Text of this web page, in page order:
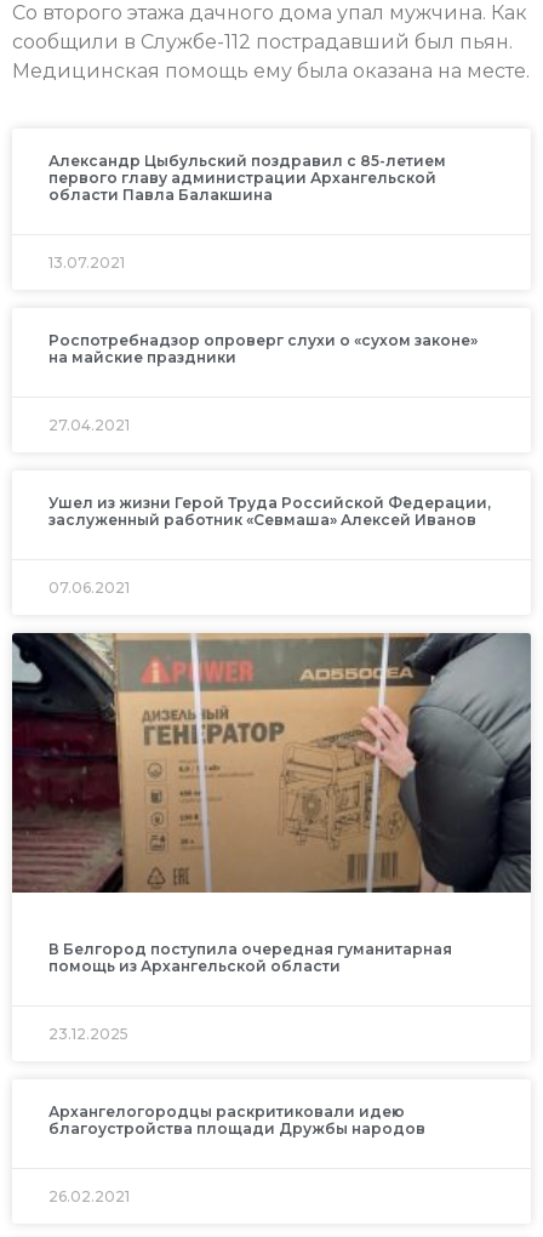
Со второго этажа дачного дома упал мужчина. Как
сообщили в Службе-112 пострадавший был пьян.
Медицинская помощь ему была оказана на месте.
Александр Цыбульский поздравил с 85-летием
первого главу администрации Архангельской
области Павла Балакшина
13.07.2021
Роспотребнадзор опроверг слухи о «сухом законе»
на майские праздники
27.04.2021
Ушел из жизни Герой Труда Российской Федерации,
заслуженный работник «Севмаша» Алексей Иванов
07.06.2021
В Белгород поступила очередная гуманитарная
помощь из Архангельской области
23.12.2025
Архангелогородцы раскритиковали идею
благоустройства площади Дружбы народов
26.02.2021